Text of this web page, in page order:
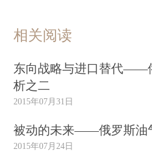
相关阅读
东向战略与进口替代——
析之二
2015年07月31日
被动的未来——俄罗斯油
2015年07月24日